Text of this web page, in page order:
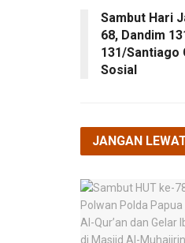
Sambut Hari
68, Dandim
131/Santiago
Sosial
JANGAN